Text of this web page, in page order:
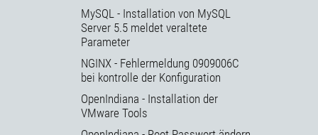
MySQL - Installation von MySQL
Server 5.5 meldet veraltete
Parameter
NGINX - Fehlermeldung 0909006C
bei kontrolle der Konfiguration
OpenIndiana - Installation der
VMware Tools